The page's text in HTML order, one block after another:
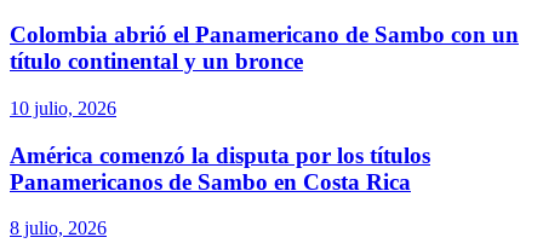
Colombia abrió el Panamericano de Sambo con un
título continental y un bronce
10 julio, 2026
América comenzó la disputa por los títulos
Panamericanos de Sambo en Costa Rica
8 julio, 2026